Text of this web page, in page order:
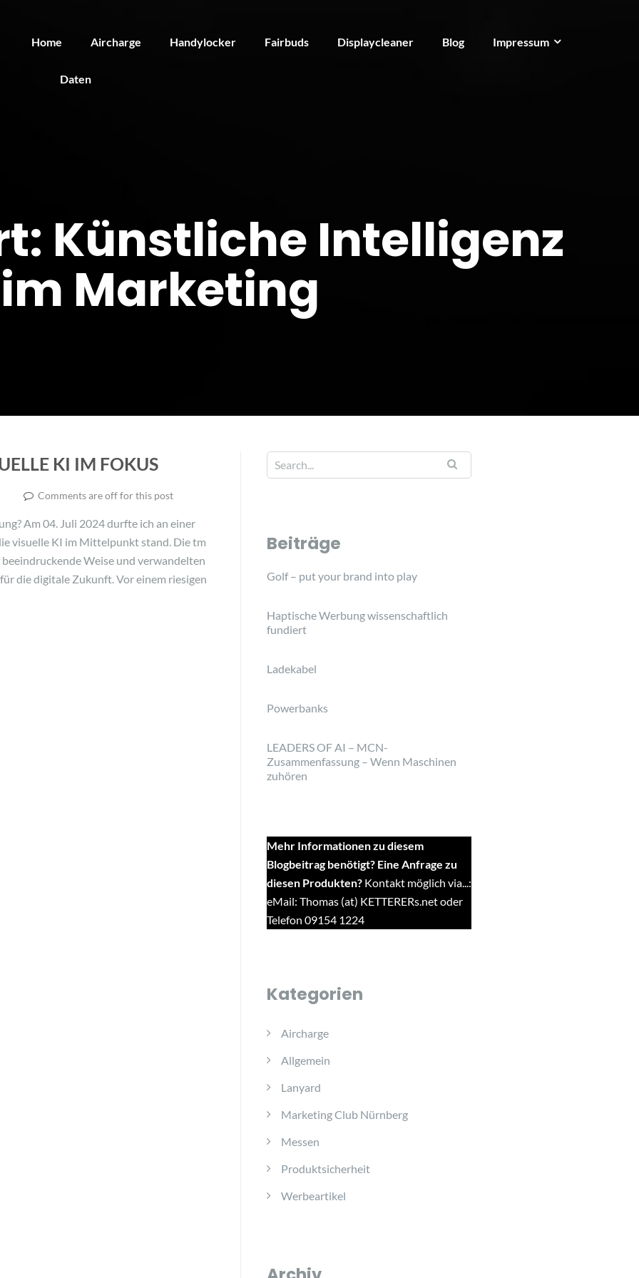
Home Aircharge Handylocker Fairbuds Displaycleaner Blog Impressum
Daten
Künstliche Intelligenz
im Marketing
KI IM FOKUS
Comments are off for this post
Am 04. Juli 2024 durfte ich an einer
visuelle KI im Mittelpunkt stand. Die tm
Weise und verwandelten
die digitale Zukunft. Vor einem riesigen
Beiträge
Golf – put your brand into play
Haptische Werbung wissenschaftlich
fundiert
Ladekabel
Powerbanks
LEADERS OF AI – MCN-
Zusammenfassung – Wenn Maschinen
zuhören
Mehr Informationen zu diesem
Blogbeitrag benötigt? Eine Anfrage zu
diesen Produkten?Kontakt möglich via...:
eMail: Thomas (at) KETTERERs.net oder
Telefon 09154 1224
Kategorien
Aircharge
Allgemein
Lanyard
Marketing Club Nürnberg
Messen
Produktsicherheit
Werbeartikel